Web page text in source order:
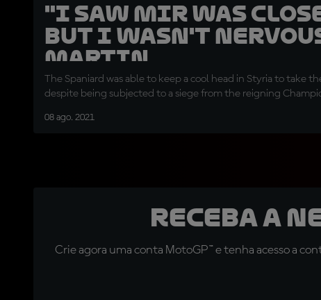
"I saw Mir was
but I wasn't
Martin
The Spaniard was able to keep a cool head in Styria to take
despite being subjected to a siege from the reigning
08 ago. 2021
Receba a
Crie agora uma conta MotoGP™ e tenha acesso a